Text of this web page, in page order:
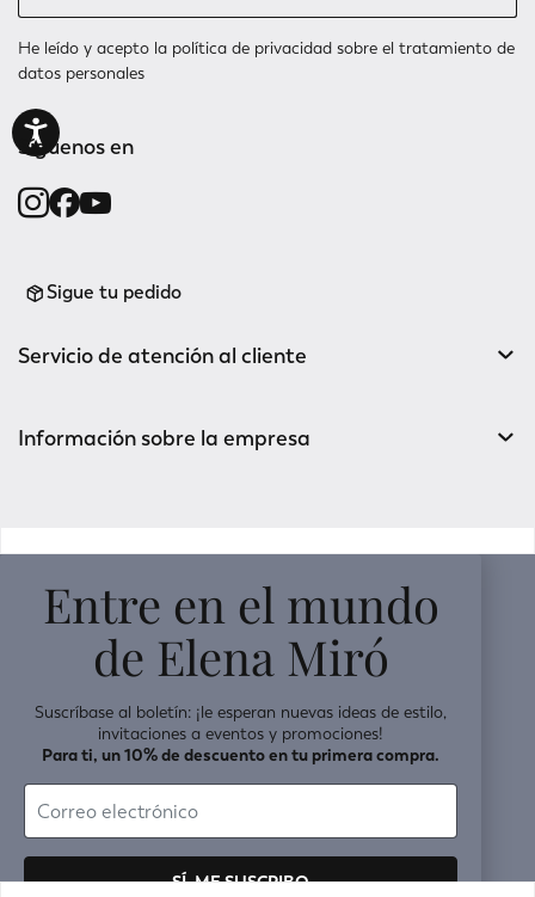
He leído y acepto la política de privacidad sobre el tratamiento de
datos personales
Síguenos en
Sigue tu pedido
Servicio de atención al cliente
Información sobre la empresa
Entre en el mundo
de Elena Miró
Suscríbase al boletín: ¡le esperan nuevas ideas de estilo,
invitaciones a eventos y promociones!
Para ti, un 10% de descuento en tu primera compra.
SÍ, ME SUSCRIBO